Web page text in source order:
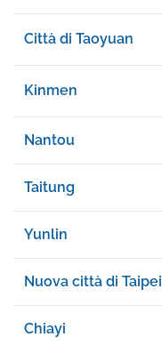
Città di Taoyuan
Kinmen
Nantou
Taitung
Yunlin
Nuova città di Taipei
Chiayi